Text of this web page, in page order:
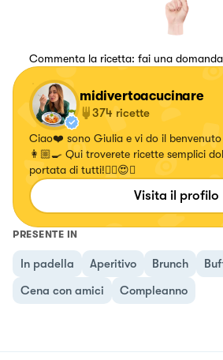
Commenta la ricetta: fai una
midivertoacucinare
374 ricette
Ciao❤️ sono Giulia e vi do il
👩🏼‍🍳 Qui troverete ricette semplici
portata di tutti!✌🏼😍🍝
Visita il profilo
PRESENTE IN
In padella Aperitivo Brunch
Cena con amici
Compleanno